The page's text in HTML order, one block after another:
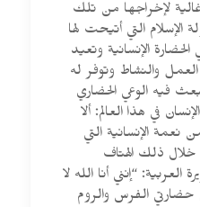
لإخراجها من تلك
الإسلام التي أتيحت لها
الإنسانية وتعيد
العمل والنشاط وتوفر له
فيه الوعي الحضاري
في هذا العالم: ألا
نعمة الإنسانية التي
ذلك الهتاف
“إنني أنا الله لا
حضارتي الفرس والروم